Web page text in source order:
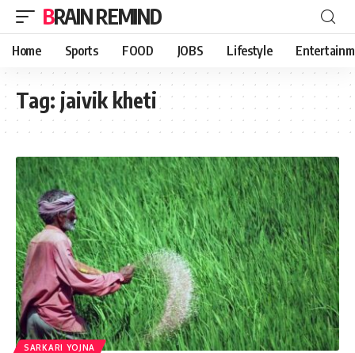
BRAIN REMIND
Home Sports FOOD JOBS Lifestyle
Tag: jaivik kheti
SARKARI YOJNA